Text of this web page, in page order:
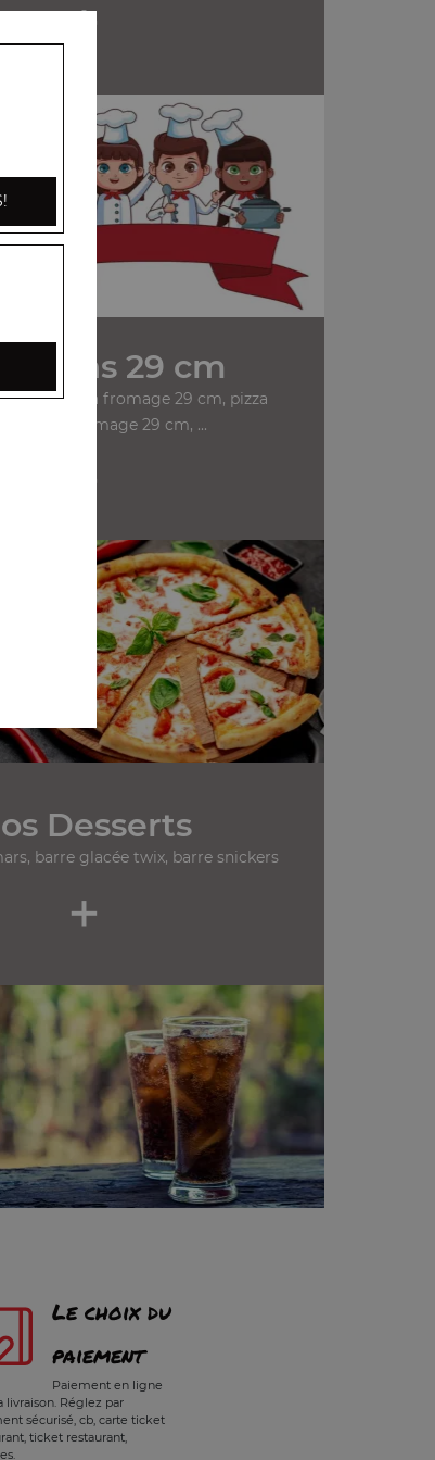
+
Pizzas 29 cm
29 cm, pizza fromage 29 cm, pizza
fromage 29 cm, ...
Desserts
barre glacée twix, barre snickers
+
Le choix du
paiement
Paiement en ligne
livraison. Réglez par
sécurisé, cb, carte ticket
ticket restaurant,